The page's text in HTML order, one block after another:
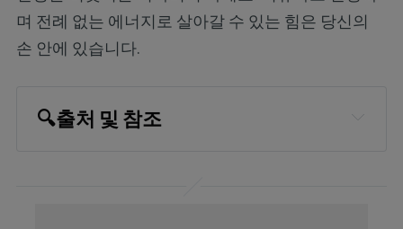
며 전례 없는 에너지로 살아갈 수 있는 힘은 당신의
손 안에 있습니다.
🔍출처 및 참조